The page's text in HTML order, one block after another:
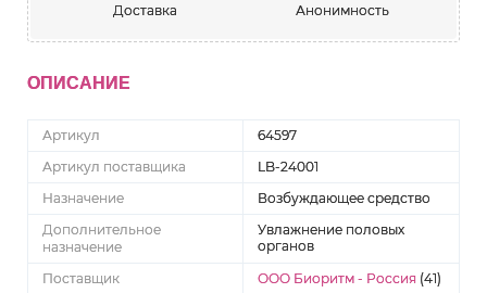
Доставка Анонимность
ОПИСАНИЕ
Артикул
64597
Артикул поставщика
LB-24001
Назначение
Возбуждающее средство
Дополнительное
назначение
Увлажнение половых
органов
Поставщик
ООО Биоритм - Россия (41)